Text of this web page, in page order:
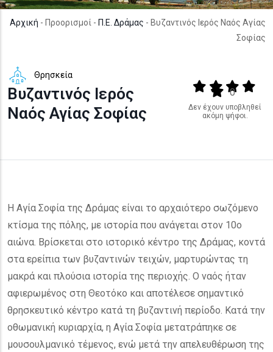
Αρχική - Προορισμοί - Π.Ε. Δράμας - Βυζαντινός Ιερός Ναός Αγίας
Σοφίας
Θρησκεία
Βυζαντινός Ιερός
Ναός Αγίας Σοφίας
Output format
(star)(star)(star)
(star)
0
Δεν έχουν υποβληθεί
ακόμη ψήφοι.
Η Αγία Σοφία της Δράμας είναι το αρχαιότερο σωζόμενο
κτίσμα της πόλης, με ιστορία που ανάγεται στον 10ο
αιώνα. Βρίσκεται στο ιστορικό κέντρο της Δράμας, κοντά
στα ερείπια των βυζαντινών τειχών, μαρτυρώντας τη
μακρά και πλούσια ιστορία της περιοχής. Ο ναός ήταν
αφιερωμένος στη Θεοτόκο και αποτέλεσε σημαντικό
θρησκευτικό κέντρο κατά τη βυζαντινή περίοδο. Κατά την
οθωμανική κυριαρχία, η Αγία Σοφία μετατράπηκε σε
μουσουλμανικό τέμενος, ενώ μετά την απελευθέρωση της